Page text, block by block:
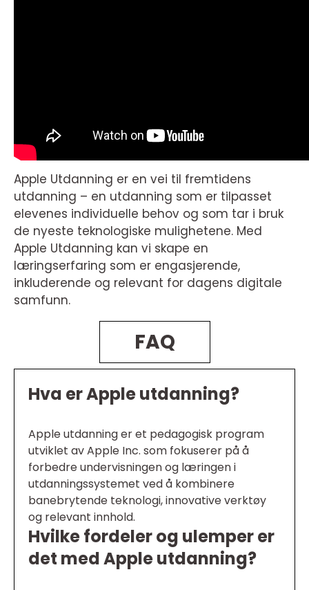
Apple Utdanning er en vei til fremtidens
utdanning – en utdanning som er tilpasset
elevenes individuelle behov og som tar i bruk
de nyeste teknologiske mulighetene. Med
Apple Utdanning kan vi skape en
læringserfaring som er engasjerende,
inkluderende og relevant for dagens digitale
samfunn.
FAQ
Hva er Apple utdanning?
Apple utdanning er et pedagogisk program
utviklet av Apple Inc. som fokuserer på å
forbedre undervisningen og læringen i
utdanningssystemet ved å kombinere
banebrytende teknologi, innovative verktøy
og relevant innhold.
Hvilke fordeler og ulemper er
det med Apple utdanning?